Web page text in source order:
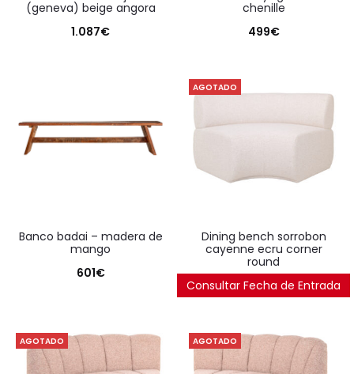
(geneva) beige angora
1.087€
chenille
499€
banco badai – madera de
mango
601€
AGOTADO
dining bench sorrobon
cayenne ecru corner
round
2.219€
Consultar Fecha de Entrada
AGOTADO AGOTADO